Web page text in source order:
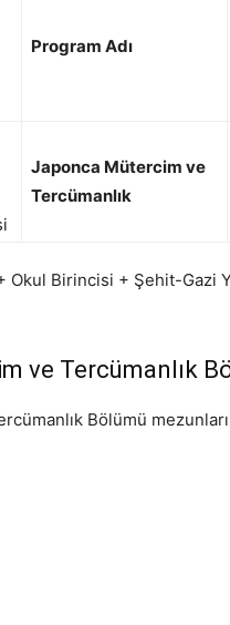
Program Adı
Japonca Mütercim ve
Tercümanlık
Birincisi + Şehit-Gazi
ve Tercümanlık
Bölümü